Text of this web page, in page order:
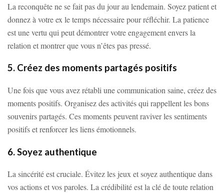
La reconquête ne se fait pas du jour au lendemain. Soyez patient et
donnez à votre ex le temps nécessaire pour réfléchir. La patience
est une vertu qui peut démontrer votre engagement envers la
relation et montrer que vous n’êtes pas pressé.
5. Créez des moments partagés positifs
Une fois que vous avez rétabli une communication saine, créez des
moments positifs. Organisez des activités qui rappellent les bons
souvenirs partagés. Ces moments peuvent raviver les sentiments
positifs et renforcer les liens émotionnels.
6. Soyez authentique
La sincérité est cruciale. Évitez les jeux et soyez authentique dans
vos actions et vos paroles. La crédibilité est la clé de toute relation